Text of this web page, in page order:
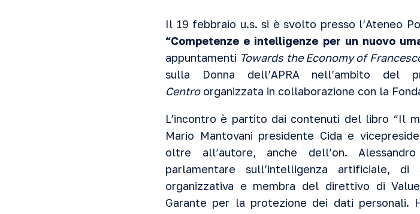
Il 19 febbraio u.s. si è svolto presso l’Ateneo
“Competenze e intelligenze per un nuovo
appuntamenti Towards the Economy of
sulla Donna dell’APRA nell’ambito del
Centroorganizzata in collaborazione con la
L’incontro è partito dai contenuti del libro “Il
Mario Mantovani presidente Cida e
oltre all’autore, anche dell’on.
parlamentare sull’intelligenza artificiale,
organizzativa e membra del direttivo di
Garante per la protezione dei dati